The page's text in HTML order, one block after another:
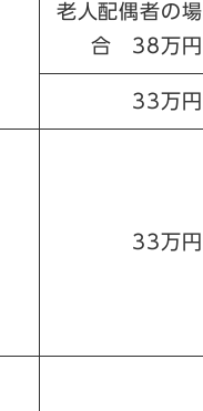
老人配偶者の場
合 38万円
33万円
33万円